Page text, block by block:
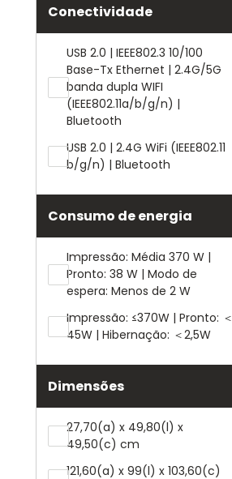
Conectividade
USB 2.0 | IEEE802.3 10/100
Base-Tx Ethernet | 2.4G/5G
banda dupla WIFI
(IEEE802.11a/b/g/n) |
Bluetooth
USB 2.0 | 2.4G WiFi (IEEE802.11
b/g/n) | Bluetooth
Consumo de energia
Impressão: Média 370 W |
Pronto: 38 W | Modo de
espera: Menos de 2 W
Impressão: ≤370W | Pronto: ＜
45W | Hibernação: ＜2,5W
Dimensões
27,70(a) x 49,80(l) x
49,50(c) cm
121,60(a) x 99(l) x 103,60(c)